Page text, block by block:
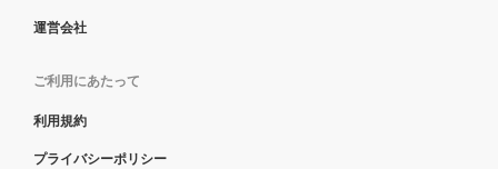
運営会社
ご利用にあたって
利用規約
プライバシーポリシー